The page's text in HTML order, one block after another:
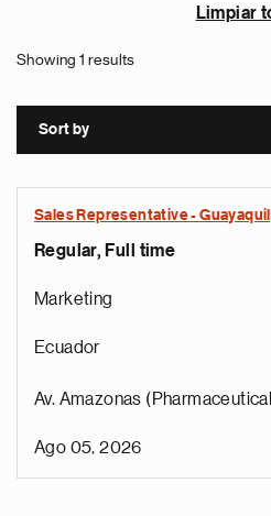
Limpiar
Showing 1 results
Sort by
Sales Representative -
Regular, Full time
Marketing
Ecuador
Av. Amazonas
Ago 05, 2026